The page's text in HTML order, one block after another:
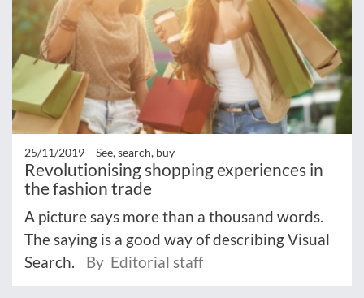
25/11/2019 – See, search, buy
Revolutionising shopping experiences in
the fashion trade
A picture says more than a thousand words.
The saying is a good way of describing Visual
Search.
By Editorial staff